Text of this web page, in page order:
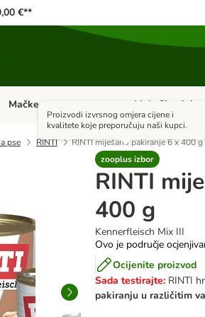
€**
Pregled kategorija: Psi
Mačke Pregled
Male životinje
pse RINTI
RINTI miješano pakiranje 6 x 400 g
zooplus izbor
Proizvodi izvrsnog omjera cijene i
kvalitete koje preporučuju naši kupci.
RINTI
400 g
Kennerfleisch Mix III
Ovo je područje
Ocijenite proizvod
Sada testirajte:RINTI
pakiranju u različitim